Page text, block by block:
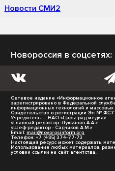
Новости СМИ2
Новороссия в соцсетях:
Сетевое издание «Информационное
зарегистрировано в Федеральной
информационных технологий и
Свидетельство о регистрации Эл №
Учредитель — НАО «Царьград медиа».
«Главный редактор- Лукьянов А.А.»
«Шеф-редактор - Садчиков А.М.»
Email: mail@novorosinform.org
Телефон: +7 (495) 374-77-73
Настоящий ресурс может содержать
Использование любых материалов,
условии ссылки на сайт агентства.